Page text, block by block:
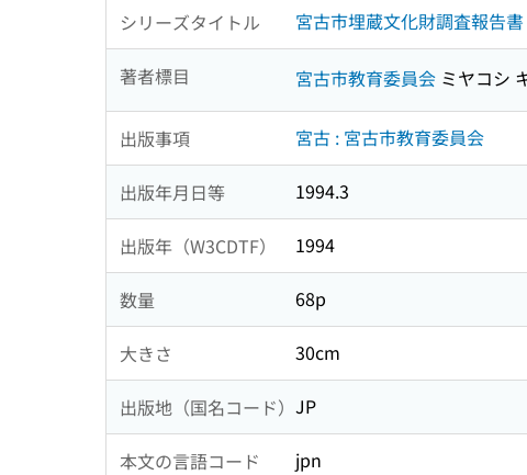
シリーズタイトル 宮古市埋蔵文化財調査報告書
著者標目 宮古市教育委員会 ミヤコシ
出版事項 宮古 : 宮古市教育委員会
出版年月日等 1994.3
出版年（W3CDTF） 1994
数量 68p
大きさ 30cm
出版地（国名コード） JP
本文の言語コード jpn